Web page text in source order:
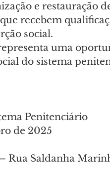
e restauração
recebem
social.
uma
do sistema
Penitenciário
de 2025
Rua Saldanha